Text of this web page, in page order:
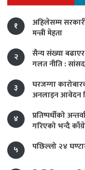
१
अहिलेसम्म
मन्त्री मेहता
२
सैन्य संख्या बढाएर
गलत नीति :
३
घरजग्गा
अनलाइन आवेदन
४
प्रतिष्पर्धीको
गरिएको भन्दै
५
पछिल्लो २४